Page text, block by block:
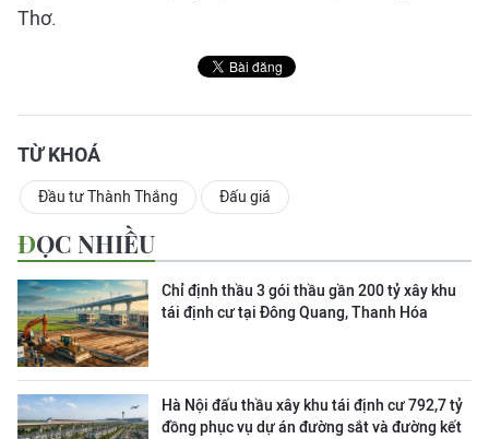
Thơ.
TỪ KHOÁ
Đầu tư Thành Thắng Đấu giá
ĐỌC NHIỀU
Chỉ định thầu 3 gói thầu gần 200 tỷ xây khu
tái định cư tại Đông Quang, Thanh Hóa
Hà Nội đấu thầu xây khu tái định cư 792,7 tỷ
đồng phục vụ dự án đường sắt và đường kết